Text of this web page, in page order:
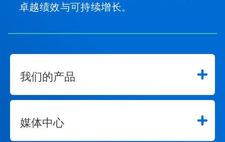
卓越绩效与可持续增长。
我们的产品
媒体中心